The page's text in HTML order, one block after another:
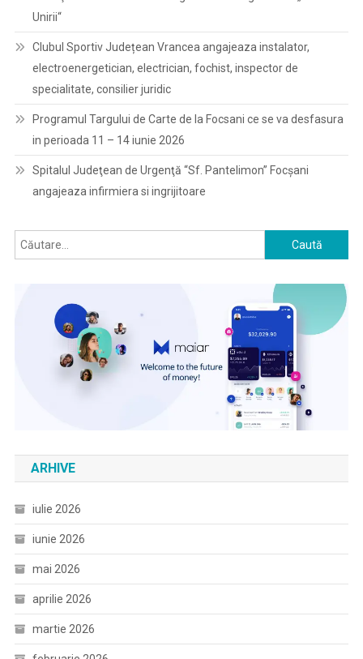
Unirii“
Clubul Sportiv Județean Vrancea angajeaza instalator,
electroenergetician, electrician, fochist, inspector de
specialitate, consilier juridic
Programul Targului de Carte de la Focsani ce se va desfasura
in perioada 11 – 14 iunie 2026
Spitalul Judeţean de Urgenţă “Sf. Pantelimon” Focşani
angajeaza infirmiera si ingrijitoare
Caută
după:
ARHIVE
iulie 2026
iunie 2026
mai 2026
aprilie 2026
martie 2026